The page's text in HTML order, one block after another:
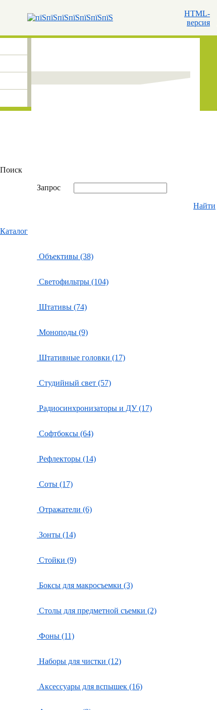
HTML-
версия
Поиск
Запрос
Найти
Каталог
Объективы (38)
Светофильтры (104)
Штативы (74)
Моноподы (9)
Штативные головки (17)
Студийный свет (57)
Радиосинхронизаторы и ДУ (17)
Софтбоксы (64)
Рефлекторы (14)
Соты (17)
Отражатели (6)
Зонты (14)
Стойки (9)
Боксы для макросъемки (3)
Столы для предметной съемки (2)
Фоны (11)
Наборы для чистки (12)
Аксессуары для вспышек (16)